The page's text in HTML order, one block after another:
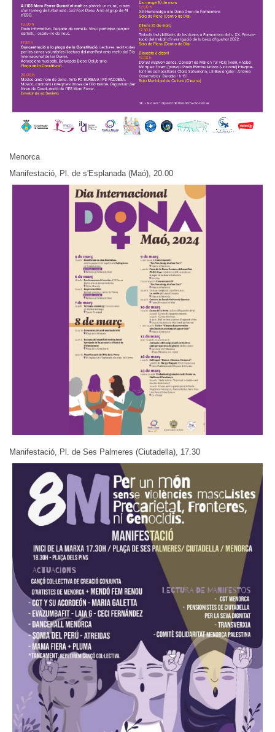
Menorca
Manifestació, Pl. de s'Esplanada (Maó), 20.00
Manifestació, Pl. de Ses Palmeres (Ciutadella), 17.30